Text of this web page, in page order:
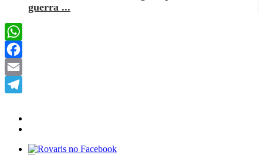
guerra ...
WhatsApp
Facebook
Email